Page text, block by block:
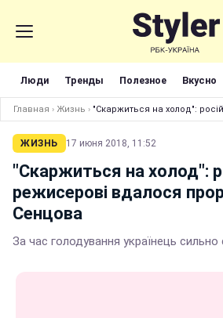
Люди Тренды Полезное Вкусно
Главная › Жизнь › "Скаржиться на холод":
ЖИЗНЬ 17 июня 2018, 11:52
"Скаржиться на холод":
режисерові вдалося
Сенцова
За час голодування українець сильно